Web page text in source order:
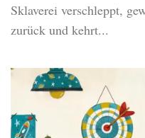
Sklaverei verschleppt,
zurück und kehrt...